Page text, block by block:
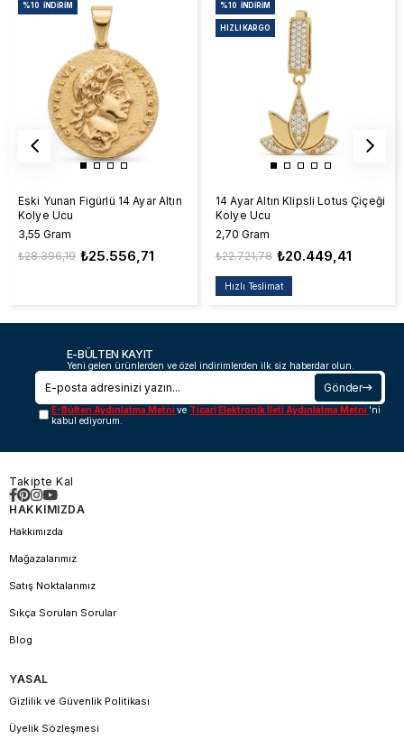
Eski Yunan Figürlü 14 Ayar Altın
Kolye Ucu
3,55 Gram
₺25.556,71
₺28.396,19
%10 İNDIRIM
14 Ayar Altın Klipsli Lotus Çiçeği
Kolye Ucu
2,70 Gram
₺20.449,41
₺22.721,78
Hızlı Teslimat
%10 İNDIRIM
HIZLI KARGO
E-BÜLTEN KAYIT
Yeni gelen ürünlerden ve özel indirimlerden ilk siz haberdar olun.
Gönder
E-Bülten Aydınlatma Metnive Ticari Elektronik İleti Aydınlatma Metni 'ni
kabul ediyorum.
Takipte Kal
HAKKIMIZDA
Hakkımızda
Mağazalarımız
Satış Noktalarımız
Sıkça Sorulan Sorular
Blog
YASAL
Gizlilik ve Güvenlik Politikası
Üyelik Sözleşmesi